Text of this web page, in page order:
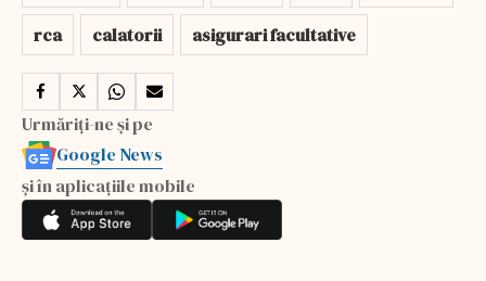
rca
calatorii asigurari facultative
Urmăriți-ne și pe
Google News
și în aplicațiile mobile